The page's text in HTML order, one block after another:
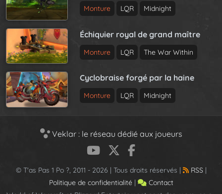
Monture LQR Midnight
Échiquier royal de grand maître
Monture LQR The War Within
Cyclobraise forgé par la haine
Monture LQR Midnight
Veklar : le réseau dédié aux joueurs
© T'as Pas 1 Po ?, 2011 - 2026 | Tous droits réservés | RSS|
Politique de confidentialité|
Contact